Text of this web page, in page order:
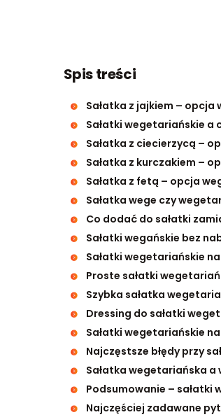
Spis treści
Sałatka z jajkiem –
Sałatki wegetariańskie
Sałatka z ciecierzycą –
Sałatka z kurczakiem –
Sałatka z fetą – opcja
Sałatka wege czy
Co dodać do sałatki
Sałatki wegańskie bez
Sałatki wegetariańskie
Proste sałatki
Szybka sałatka
Dressing do sałatki
Sałatki wegetariańskie
Najczęstsze błędy przy
Sałatka wegetariańska
Podsumowanie – sałatki
Najczęściej zadawane